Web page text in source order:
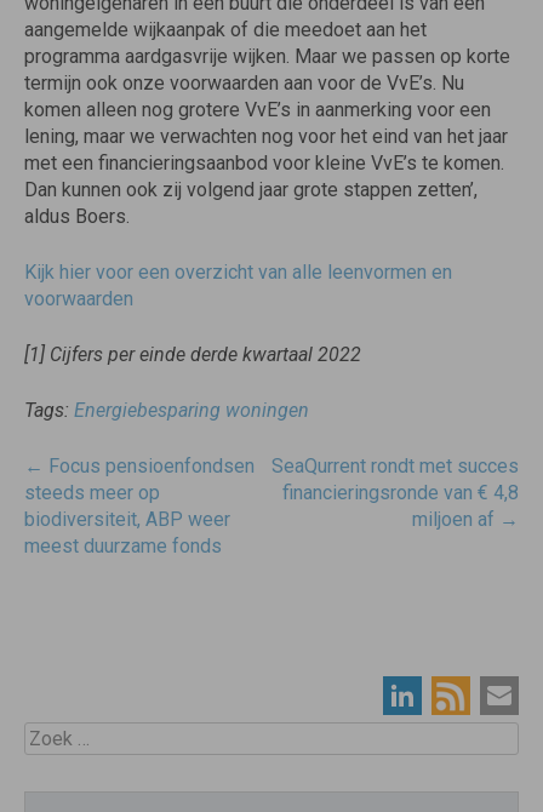
aangemelde wijkaanpak of die meedoet aan het
programma aardgasvrije wijken. Maar we passen op korte
termijn ook onze voorwaarden aan voor de VvE’s. Nu
komen alleen nog grotere VvE’s in aanmerking voor een
lening, maar we verwachten nog voor het eind van het jaar
met een financieringsaanbod voor kleine VvE’s te komen.
Dan kunnen ook zij volgend jaar grote stappen zetten’,
aldus Boers.
Kijk hier voor een overzicht van alle leenvormen en
voorwaarden
[1] Cijfers per einde derde kwartaal 2022
Tags: Energiebesparing woningen
Post
navigatie
← Focus pensioenfondsen
steeds meer op
biodiversiteit, ABP weer
meest duurzame fonds
SeaQurrent rondt met succes
financieringsronde van € 4,8
miljoen af →
Zoek